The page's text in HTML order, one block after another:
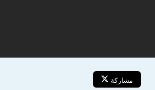
مشاركة